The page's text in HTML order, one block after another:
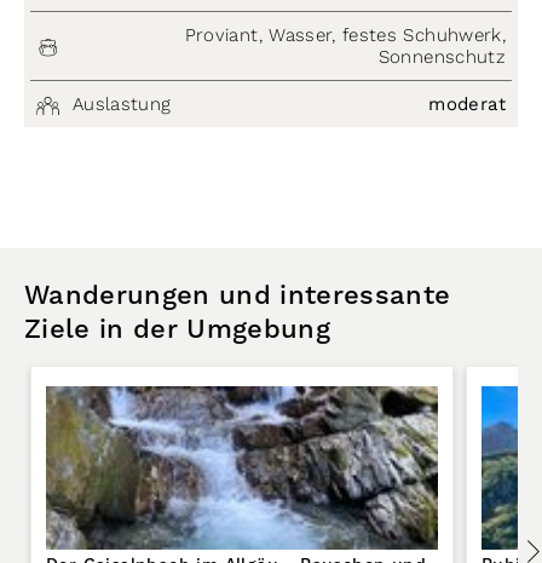
Proviant, Wasser, festes Schuhwerk,
Sonnenschutz
Auslastung moderat
Wanderungen und interessante
Ziele in der Umgebung